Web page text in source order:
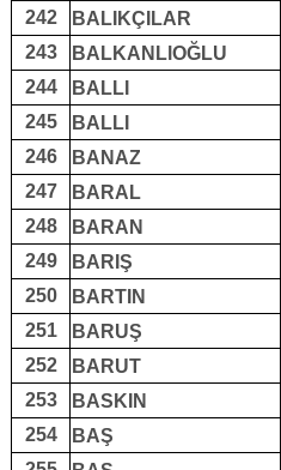
242
BALIKÇILAR
243
BALKANLlOĞLU
244
BALLI
245
BALLI
246
BANAZ
247
BARAL
248
BARAN
249
BARIŞ
250
BARTIN
251
BARUŞ
252
BARUT
253
BASKIN
254
BAŞ